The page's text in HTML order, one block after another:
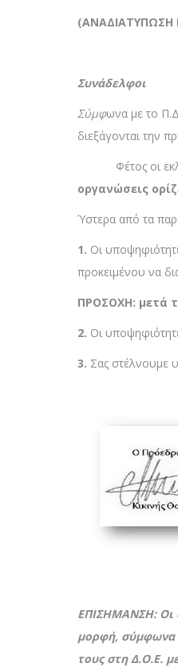
Συνάδελφοι
Σύμφωνα με το
διεξάγονται την
Φέτος οι
οργανώσεις
Ύστερα από τα
1. Οι
προκειμένου να
ΠΡΟΣΟΧΗ: μετά
2. Οι
3. Σας στέλνουμε
ΕΠΙΣΗΜΑΝΣΗ: Οι
μορφή, σύμφωνα
τους στη Δ.Ο.Ε.